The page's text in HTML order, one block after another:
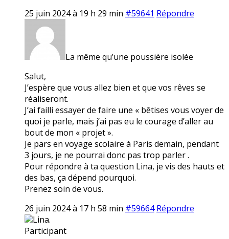
25 juin 2024 à 19 h 29 min #59641 Répondre
La même qu’une poussière isolée
Salut,
J’espère que vous allez bien et que vos rêves se
réaliseront.
J’ai failli essayer de faire une « bêtises vous voyer de
quoi je parle, mais j’ai pas eu le courage d’aller au
bout de mon « projet ».
Je pars en voyage scolaire à Paris demain, pendant
3 jours, je ne pourrai donc pas trop parler .
Pour répondre à ta question Lina, je vis des hauts et
des bas, ça dépend pourquoi.
Prenez soin de vous.
26 juin 2024 à 17 h 58 min #59664 Répondre
Lina.
Participant